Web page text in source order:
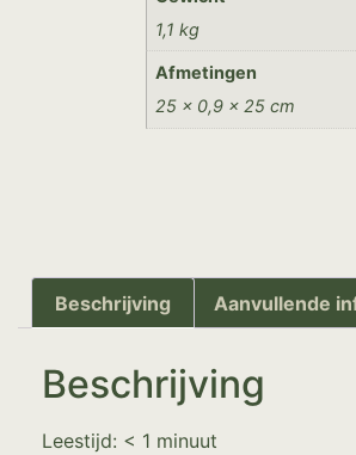
1,1 kg
Afmetingen
25 × 0,9 × 25 cm
Beschrijving Aanvullende
Beschrijving
Leestijd: < 1 minuut